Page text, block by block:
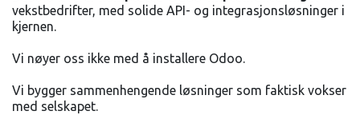
vekstbedrifter, med solide API- og integrasjonsløsninger i
kjernen.
Vi nøyer oss ikke med å installere Odoo.
Vi bygger sammenhengende løsninger som faktisk vokser
med selskapet.